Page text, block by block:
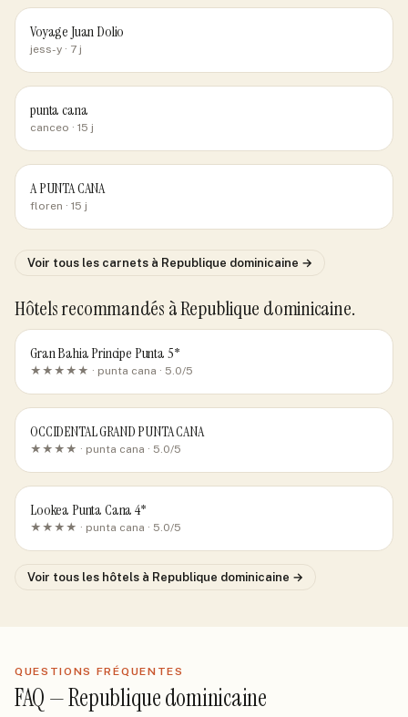
Voyage Juan Dolio
jess-y · 7 j
punta cana
canceo · 15 j
A PUNTA CANA
floren · 15 j
Voir tous les carnets à Republique dominicaine →
Hôtels recommandés à Republique dominicaine.
Gran Bahia Principe Punta 5*
★★★★★ · punta cana · 5.0/5
OCCIDENTAL GRAND PUNTA CANA
★★★★ · punta cana · 5.0/5
Lookea Punta Cana 4*
★★★★ · punta cana · 5.0/5
Voir tous les hôtels à Republique dominicaine →
QUESTIONS FRÉQUENTES
FAQ —Republique dominicaine